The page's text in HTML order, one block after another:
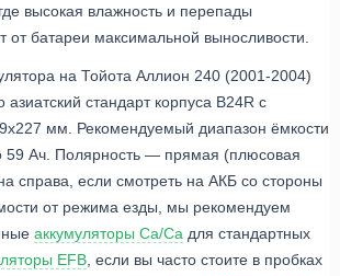
высокая влажность и перепады
от батареи максимальной выносливости.
на Тойота Аллион 240 (2001-2004)
азиатский стандарт корпуса B24R с
мм. Рекомендуемый диапазон ёмкости
59 Ач. Полярность — прямая (плюсовая
справа, если смотреть на АКБ со стороны
от режима езды, мы рекомендуем
аккумуляторы Ca/Ca для стандартных
EFB , если вы часто стоите в пробках